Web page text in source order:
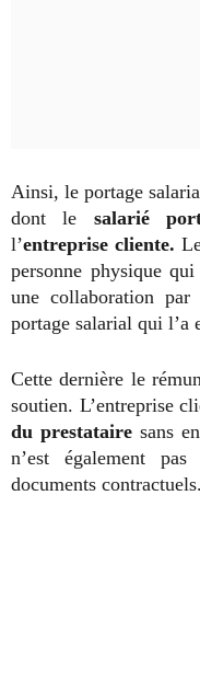
Ainsi, le portage
dont le salarié
l’entreprise cliente.
personne physique
une collaboration par
portage salarial qui l’a
Cette dernière le
soutien. L’entreprise
du prestatairesans
n’est également
documents contractuels.